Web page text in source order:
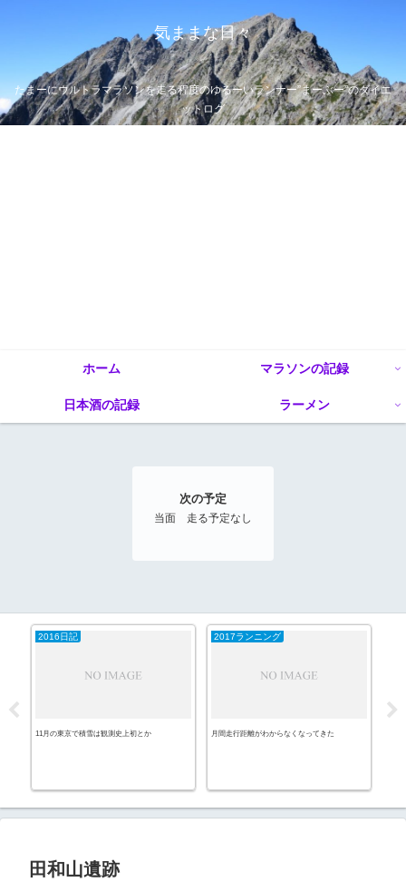
気ままな日々
たまーにウルトラマラソンを走る程度のゆるーいランナー”まーぶー”のダイエ
ットログ
ホーム マラソンの記録
日本酒の記録 ラーメン
次の予定
当面 走る予定なし
2016日記
11月の東京で積雪は観測史上初とか
2017ランニング
月間走行距離がわからなくなってきた
田和山遺跡